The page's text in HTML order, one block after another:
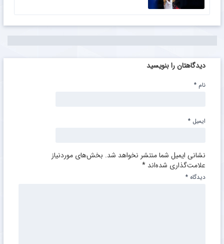
دیدگاهتان را بنویسید
نشانی ایمیل شما منتشر نخواهد شد. بخش‌های موردنیاز
علامت‌گذاری شده‌اند *
دیدگاه *
نام *
ایمیل *